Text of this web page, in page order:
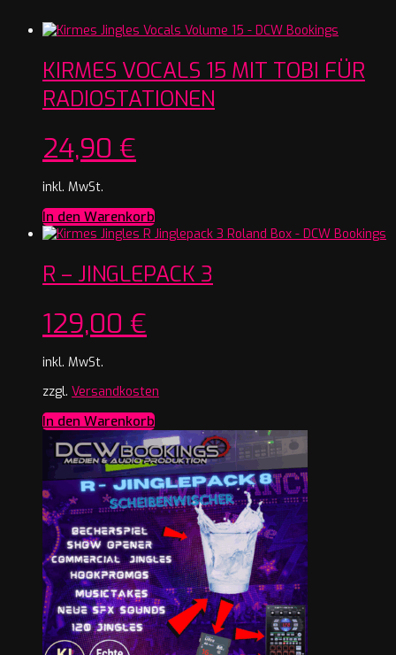
KIRMES VOCALS 15 MIT TOBI FÜR
RADIOSTATIONEN
24,90 €
inkl. MwSt.
In den Warenkorb
R – JINGLEPACK 3
129,00 €
inkl. MwSt.
zzgl. Versandkosten
In den Warenkorb